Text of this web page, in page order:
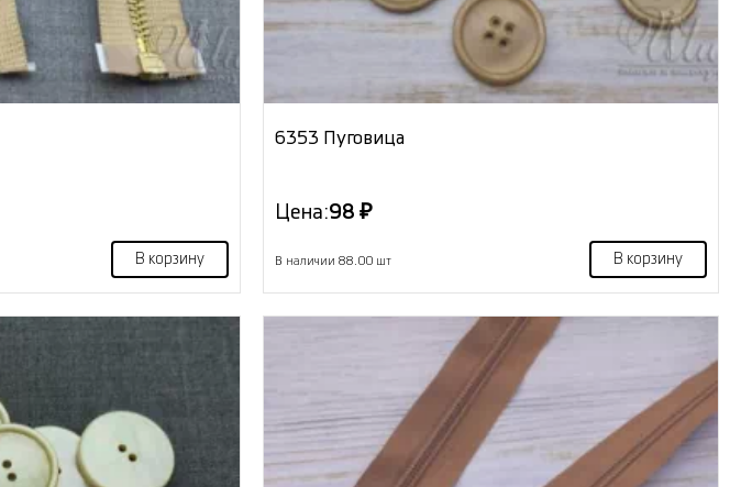
В корзину
6353 Пуговица
Цена:98 ₽
В наличии 88.00 шт В корзину